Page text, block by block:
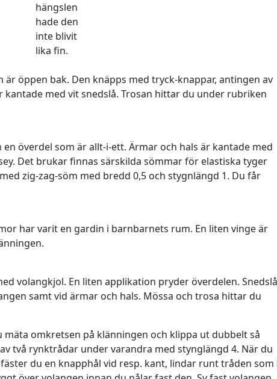
hängslen
hade den
inte blivit
lika fin.
öppen bak. Den knäpps med tryck-knappar, antingen av
kantade med vit snedslå. Trosan hittar du under rubriken
överdel som är allt-i-ett. Ärmar och hals är kantade med
Det brukar finnas särskilda sömmar för elastiska tyger
zig-zag-söm med bredd 0,5 och stygnlängd 1. Du får
har varit en gardin i barnbarnets rum. En liten vinge är
volangkjol. En liten applikation pryder överdelen. Snedslå
samt vid ärmar och hals. Mössa och trosa hittar du
mäta omkretsen på klänningen och klippa ut dubbelt så
två rynktrådar under varandra med stynglängd 4. När du
du en knapphål vid resp. kant, lindar runt tråden som